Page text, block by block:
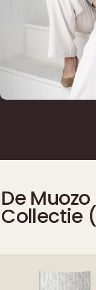
De Muozo
Collectie (